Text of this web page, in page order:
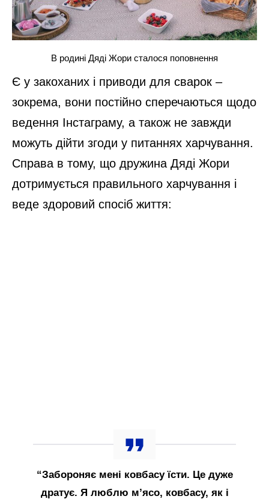
В родині Дяді Жори сталося поповнення
Є у закоханих і приводи для сварок –
зокрема, вони постійно сперечаються щодо
ведення Інстаграму, а також не завжди
можуть дійти згоди у питаннях харчування.
Справа в тому, що дружина Дяді Жори
дотримується правильного харчування і
веде здоровий спосіб життя:
“Забороняє мені ковбасу їсти. Це дуже
дратує. Я люблю м’ясо, ковбасу, як і